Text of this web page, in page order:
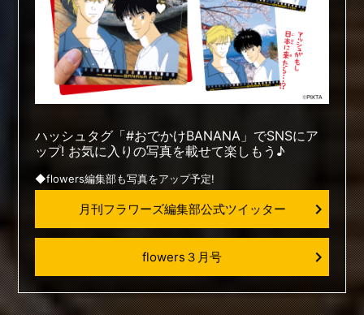
ハッシュタグ「#おでかけBANANA」でSNSにア
ップ! お気に入りの写真を載せて楽しもう♪
◆flowers編集部も写真をアップ予定!
月刊フラワーズ編集部公式ツイッター
flowers３月号